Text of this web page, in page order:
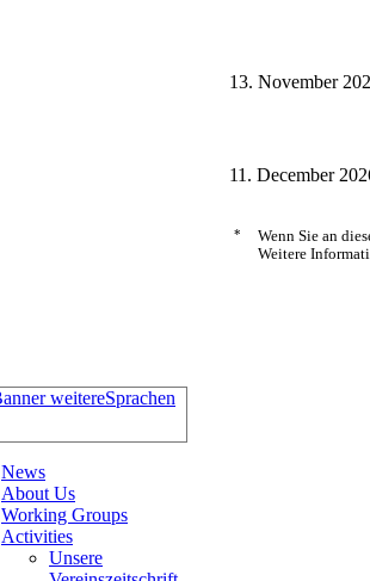
13. November
11. December
*
Wenn Sie an
Weitere
News
About Us
Working Groups
Activities
Unsere